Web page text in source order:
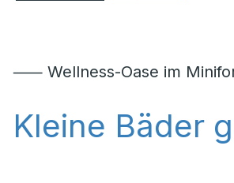
⸺ Wellness-Oase im
Kleine Bäder